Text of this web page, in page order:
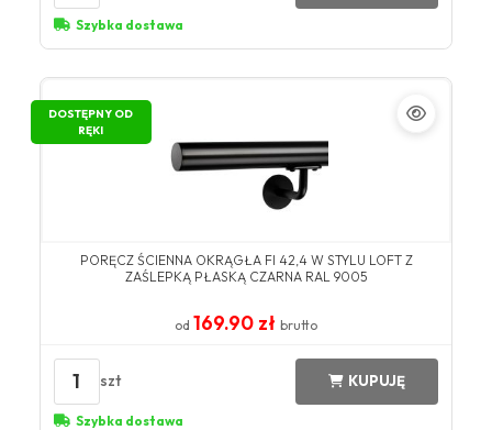
Szybka dostawa
DOSTĘPNY OD
RĘKI
PORĘCZ ŚCIENNA OKRĄGŁA FI 42,4 W STYLU LOFT Z
ZAŚLEPKĄ PŁASKĄ CZARNA RAL 9005
od 169.90 zł brutto
1 szt KUPUJĘ
Szybka dostawa